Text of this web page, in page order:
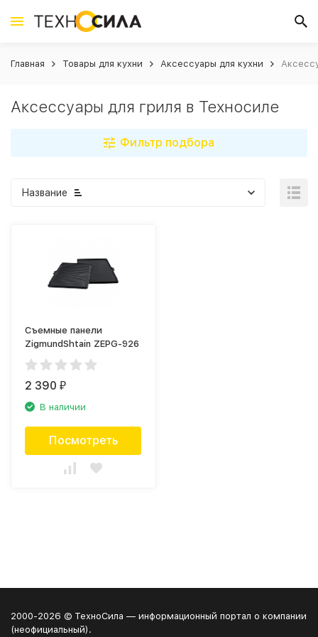
Главная Товары для кухни Аксессуары для кухни
Аксессуары для гриля в Техносиле
Фильтр подбора
Название
Съемные панели
ZigmundShtain ZEPG-926
2 390₽
В наличии
Посмотреть
2000-2026 © ТехноСила — информационный портал о компании
(неофициальный).